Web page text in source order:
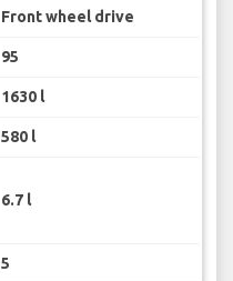
Front wheel drive
95
1630 l
580 l
6.7 l
5